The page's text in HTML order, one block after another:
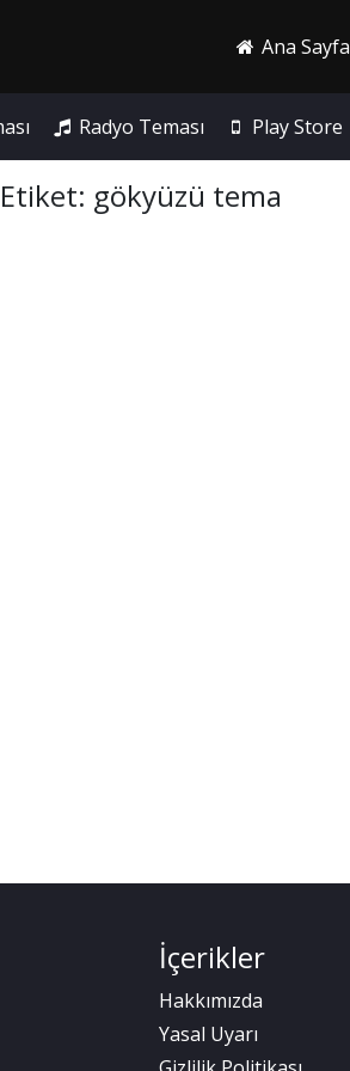
Ana Sayfa
Radyo Teması Play Store
Etiket: gökyüzü tema
İçerikler
Hakkımızda
Yasal Uyarı